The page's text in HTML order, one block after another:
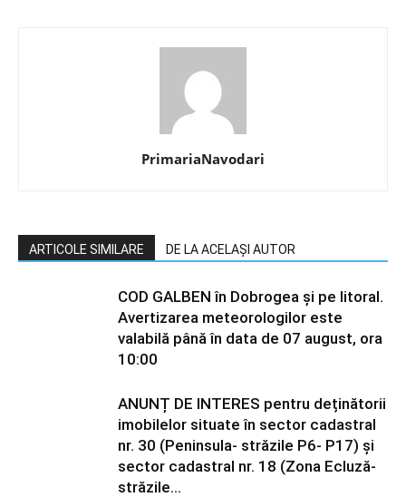
PrimariaNavodari
ARTICOLE SIMILARE DE LA ACELAȘI AUTOR
COD GALBEN în Dobrogea și pe litoral.
Avertizarea meteorologilor este
valabilă până în data de 07 august, ora
10:00
ANUNȚ DE INTERES pentru deținătorii
imobilelor situate în sector cadastral
nr. 30 (Peninsula- străzile P6- P17) și
sector cadastral nr. 18 (Zona Ecluză-
străzile...